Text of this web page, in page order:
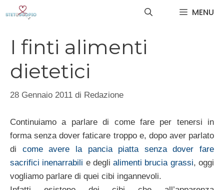
MENU
I finti alimenti
dietetici
28 Gennaio 2011 di Redazione
Continuiamo a parlare di come fare per tenersi in
forma senza dover faticare troppo e, dopo aver parlato
di come avere la pancia piatta senza dover fare
sacrifici inenarrabili e deglialimenti brucia grassi, oggi
vogliamo parlare di quei cibi ingannevoli.